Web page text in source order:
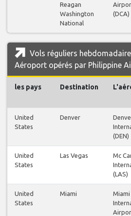
Reagan
Washington
National
(DCA)
Vols réguliers
Aéroport opérés par Philippine
les pays Destination
United
States
Denver
(DEN)
United
States
Las Vegas
Mc
(LAS)
United
States
Miami
Miami